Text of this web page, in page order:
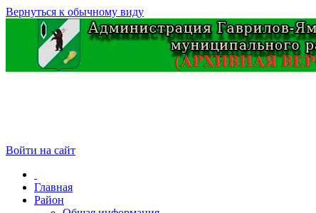
Вернуться к обычному виду
Войти на сайт
Главная
Район